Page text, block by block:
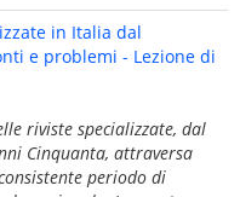
in Italia dal
e problemi - Lezione di
riviste specializzate, dal
Cinquanta, attraversa
periodo di